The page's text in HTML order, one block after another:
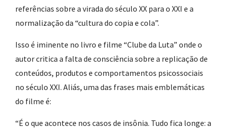
referências sobre a virada do século XX para o XXI e a
normalização da “cultura do copia e cola”.
Isso é iminente no livro e filme “Clube da Luta” onde o
autor critica a falta de consciência sobre a replicação de
conteúdos, produtos e comportamentos psicossociais
no século XXI. Aliás, uma das frases mais emblemáticas
do filme é:
“É o que acontece nos casos de insônia. Tudo fica longe: a